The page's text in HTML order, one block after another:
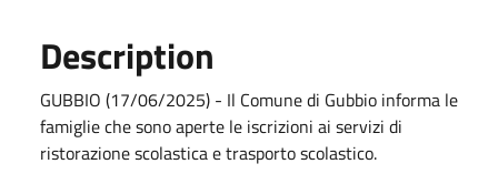
Description
GUBBIO (17/06/2025) - Il Comune di Gubbio informa le
famiglie che sono aperte le iscrizioni ai servizi di
ristorazione scolastica e trasporto scolastico.